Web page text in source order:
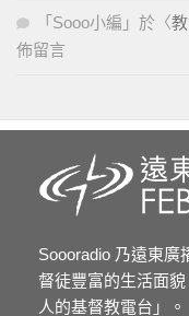
「 Sooo小編 」於〈
佈留言
Soooradio 乃遠東廣
督徒豐富的生活面
人的基督教電台」。